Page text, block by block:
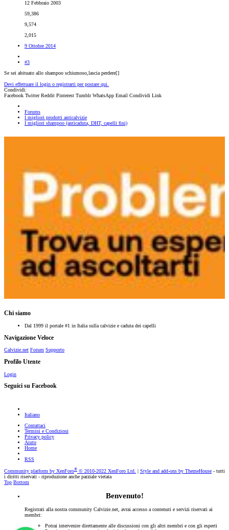
12 Febbraio 2003
59,386
9,574
2,015
9 Ottobre 2014
#3
Se sei abituato allo shampoo schiumoso,lascia perdere[]
Devi effettuare il login o registrarti per postare qui.
Condividi:
Facebook Twitter Reddit Pinterest Tumblr WhatsApp Email Condividi Link
Forums
I migliori prodotti anticalvizie
I migliori shampoo (anticaduta, DHT, capelli fini)
Chi siamo
Dal 1999 il portale #1 in Italia sulla calvizie e caduta dei capelli
Navigazione Veloce
Calvizie.net Forum Supporto
Profilo Utente
Login
Seguici su Facebook
Italiano
Contattaci
Termini e Condizioni
Privacy policy
Aiuto
Home
RSS
Community platform by XenForo® © 2010-2022 XenForo Ltd. Style and add-ons by ThemeHouse - tutti
i diritti riservati - riproduzione anche parziale vietata
Top Bottom
Benvenuto!
Registrati alla nostra community Calvizie.net, avrai accesso a contenuti e servizi riservati ai
membri:
Potrai intervenire direttamente alle discussioni con gli altri membri e con gli esperti